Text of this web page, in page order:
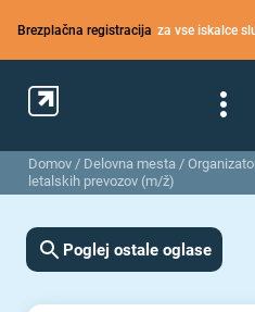
Brezplačna registracija za vse iskalce
Domov / Delovna mesta /
letalskih prevozov (m/ž)
Poglej ostale oglase